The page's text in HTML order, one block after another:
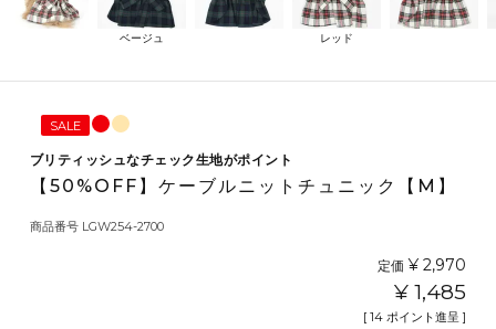
ベージュ レッド
SALE
ブリティッシュなチェック生地がポイント
【50%OFF】ケーブルニットチュニック【M】
商品番号 LGW254-2700
定価 ¥ 2,970
¥ 1,485
[ 14 ポイント進呈 ]